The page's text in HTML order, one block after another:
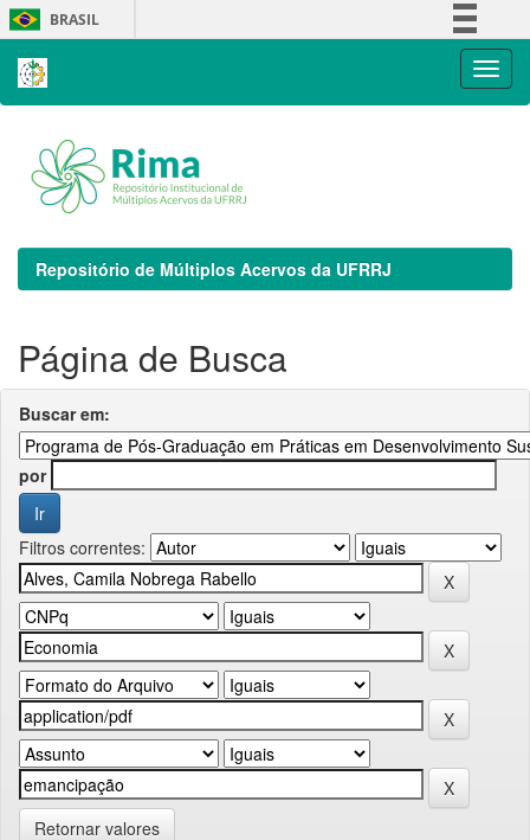
Skip
navigation
BRASIL
Repositório de Múltiplos Acervos da UFRRJ
Página de Busca
Buscar em:
por
Filtros correntes:
Retornar valores